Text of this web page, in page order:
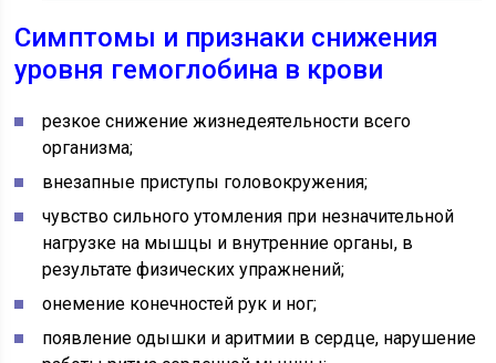
Симптомы и признаки снижения
уровня гемоглобина в крови
резкое снижение жизнедеятельности всего
организма;
внезапные приступы головокружения;
чувство сильного утомления при незначительной
нагрузке на мышцы и внутренние органы, в
результате физических упражнений;
онемение конечностей рук и ног;
появление одышки и аритмии в сердце, нарушение